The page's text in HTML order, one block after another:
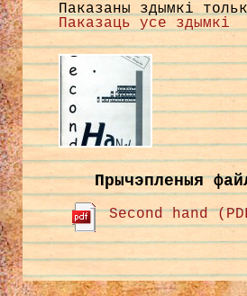
Паказаны здымкі
Паказаць усе здымкі
Прычэпленыя
Second hand